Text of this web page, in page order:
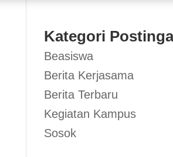
Kategori
Beasiswa
Berita Kerjasama
Berita Terbaru
Kegiatan Kampus
Sosok